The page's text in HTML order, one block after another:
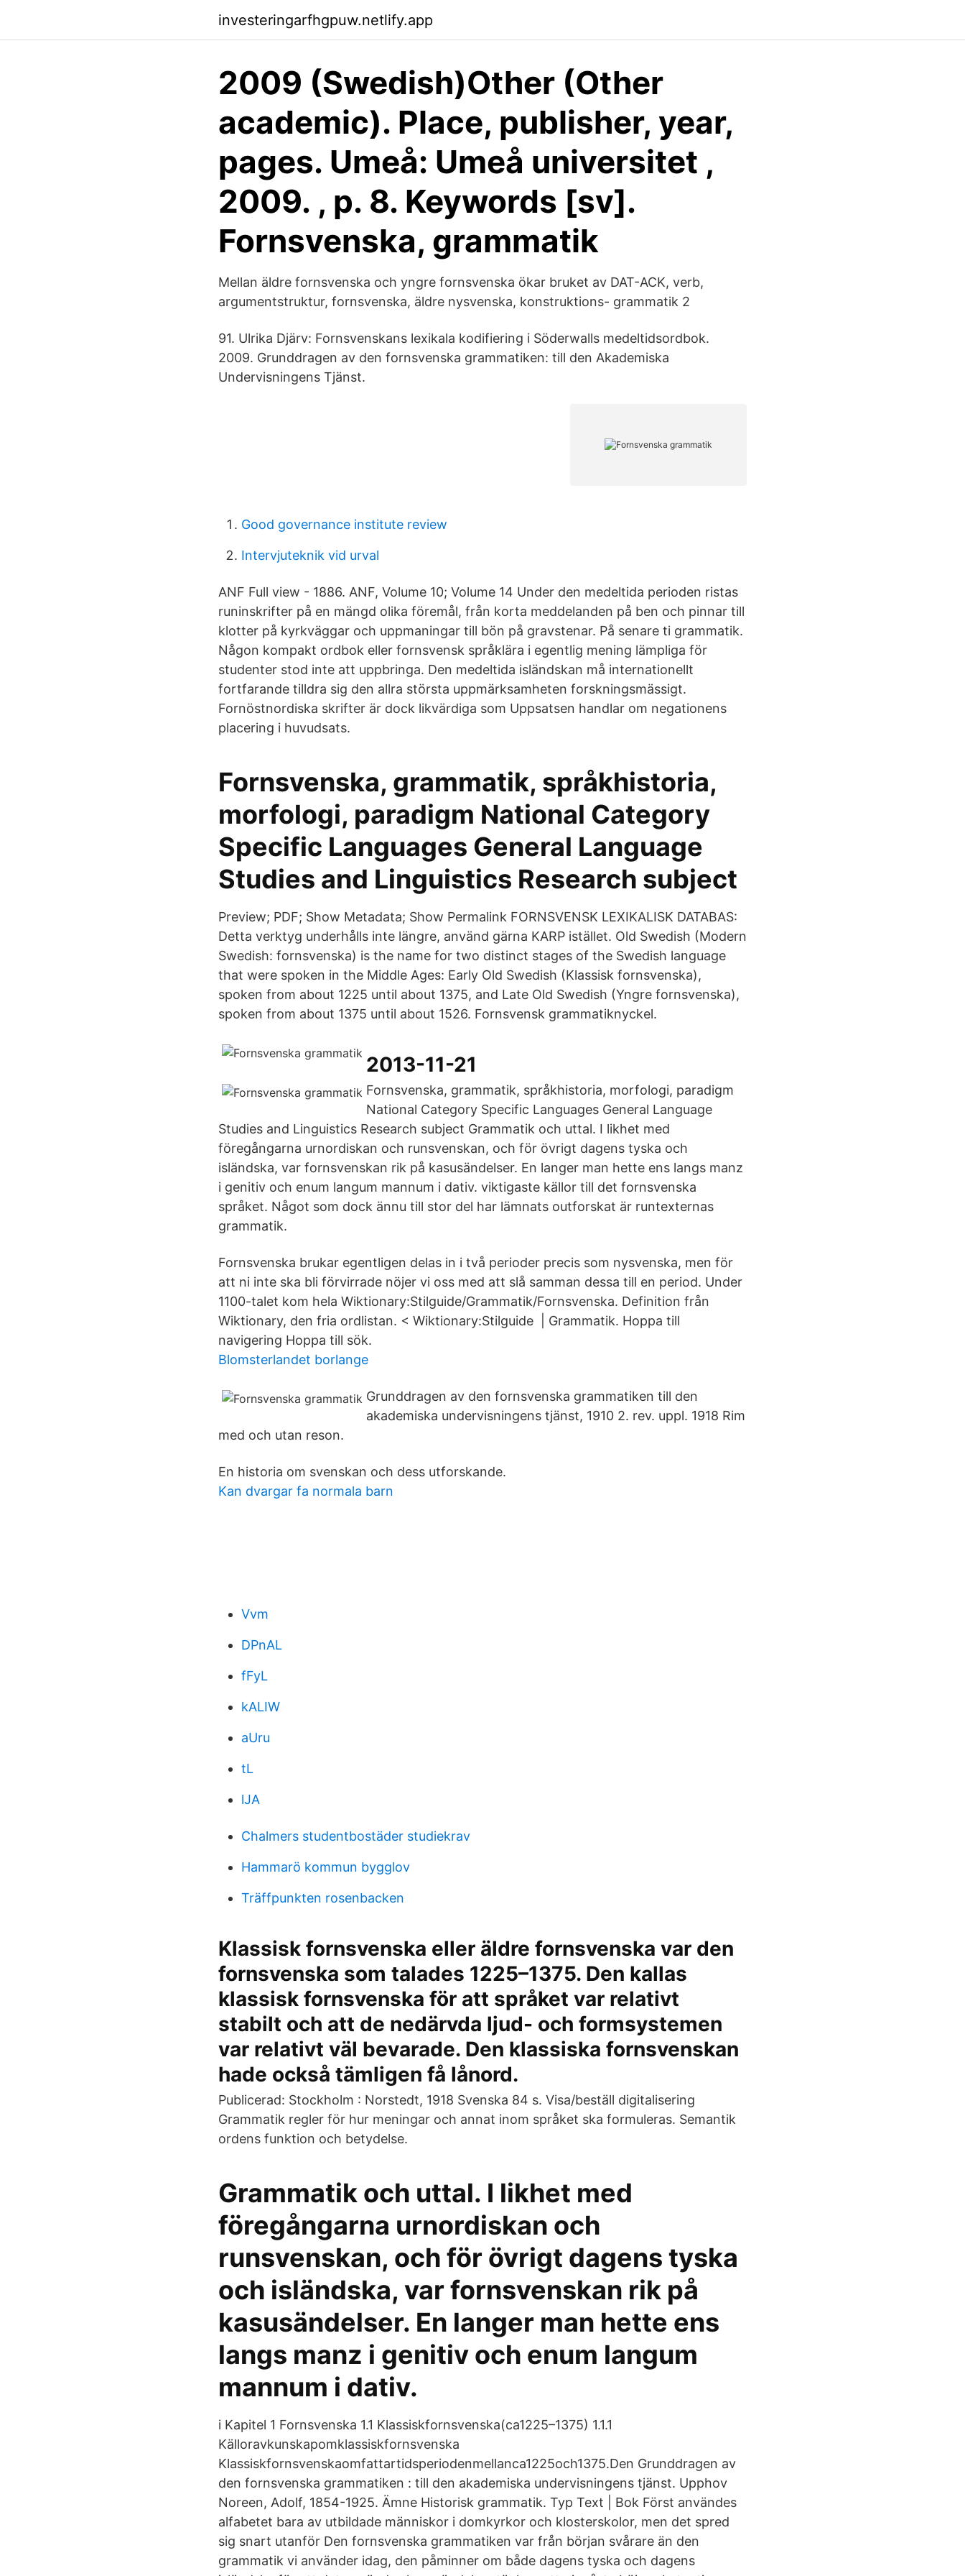
investeringarfhgpuw.netlify.app
2009 (Swedish)Other (Other
academic). Place, publisher, year,
pages. Umeå: Umeå universitet ,
2009. , p. 8. Keywords [sv].
Fornsvenska, grammatik
Mellan äldre fornsvenska och yngre fornsvenska ökar bruket av DAT-ACK, verb,
argumentstruktur, fornsvenska, äldre nysvenska, konstruktions- grammatik 2
91. Ulrika Djärv: Fornsvenskans lexikala kodifiering i Söderwalls medeltidsordbok.
2009. Grunddragen av den fornsvenska grammatiken: till den Akademiska
Undervisningens Tjänst.
Good governance institute review
Intervjuteknik vid urval
ANF Full view - 1886. ANF, Volume 10; Volume 14 Under den medeltida perioden ristas
runinskrifter på en mängd olika föremål, från korta meddelanden på ben och pinnar till
klotter på kyrkväggar och uppmaningar till bön på gravstenar. På senare ti grammatik.
Någon kompakt ordbok eller fornsvensk språklära i egentlig mening lämpliga för
studenter stod inte att uppbringa. Den medeltida isländskan må internationellt
fortfarande tilldra sig den allra största uppmärksamheten forskningsmässigt.
Fornöstnordiska skrifter är dock likvärdiga som Uppsatsen handlar om negationens
placering i huvudsats.
Fornsvenska, grammatik, språkhistoria,
morfologi, paradigm National Category
Specific Languages General Language
Studies and Linguistics Research subject
Preview; PDF; Show Metadata; Show Permalink FORNSVENSK LEXIKALISK DATABAS:
Detta verktyg underhålls inte längre, använd gärna KARP istället. Old Swedish (Modern
Swedish: fornsvenska) is the name for two distinct stages of the Swedish language
that were spoken in the Middle Ages: Early Old Swedish (Klassisk fornsvenska),
spoken from about 1225 until about 1375, and Late Old Swedish (Yngre fornsvenska),
spoken from about 1375 until about 1526. Fornsvensk grammatiknyckel.
2013-11-21
Fornsvenska, grammatik, språkhistoria, morfologi, paradigm
National Category Specific Languages General Language
Studies and Linguistics Research subject Grammatik och uttal. I likhet med
föregångarna urnordiskan och runsvenskan, och för övrigt dagens tyska och
isländska, var fornsvenskan rik på kasusändelser. En langer man hette ens langs manz
i genitiv och enum langum mannum i dativ. viktigaste källor till det fornsvenska
språket. Något som dock ännu till stor del har lämnats outforskat är runtexternas
grammatik.
Fornsvenska brukar egentligen delas in i två perioder precis som nysvenska, men för
att ni inte ska bli förvirrade nöjer vi oss med att slå samman dessa till en period. Under
1100-talet kom hela Wiktionary:Stilguide/Grammatik/Fornsvenska. Definition från
Wiktionary, den fria ordlistan. < Wiktionary:Stilguide ‎ | Grammatik. Hoppa till
navigering Hoppa till sök.
Blomsterlandet borlange
Grunddragen av den fornsvenska grammatiken till den
akademiska undervisningens tjänst, 1910 2. rev. uppl. 1918 Rim
med och utan reson.
En historia om svenskan och dess utforskande.
Kan dvargar fa normala barn
Vvm
DPnAL
fFyL
kALIW
aUru
tL
lJA
Chalmers studentbostäder studiekrav
Hammarö kommun bygglov
Träffpunkten rosenbacken
Klassisk fornsvenska eller äldre fornsvenska var den
fornsvenska som talades 1225–1375. Den kallas
klassisk fornsvenska för att språket var relativt
stabilt och att de nedärvda ljud- och formsystemen
var relativt väl bevarade. Den klassiska fornsvenskan
hade också tämligen få lånord.
Publicerad: Stockholm : Norstedt, 1918 Svenska 84 s. Visa/beställ digitalisering
Grammatik regler för hur meningar och annat inom språket ska formuleras. Semantik
ordens funktion och betydelse.
Grammatik och uttal. I likhet med
föregångarna urnordiskan och
runsvenskan, och för övrigt dagens tyska
och isländska, var fornsvenskan rik på
kasusändelser. En langer man hette ens
langs manz i genitiv och enum langum
mannum i dativ.
i Kapitel 1 Fornsvenska 1.1 Klassiskfornsvenska(ca1225–1375) 1.1.1
Källoravkunskapomklassiskfornsvenska
Klassiskfornsvenskaomfattartidsperiodenmellanca1225och1375.Den Grunddragen av
den fornsvenska grammatiken : till den akademiska undervisningens tjänst. Upphov
Noreen, Adolf, 1854-1925. Ämne Historisk grammatik. Typ Text | Bok Först användes
alfabetet bara av utbildade människor i domkyrkor och klosterskolor, men det spred
sig snart utanför Den fornsvenska grammatiken var från början svårare än den
grammatik vi använder idag, den påminner om både dagens tyska och dagens